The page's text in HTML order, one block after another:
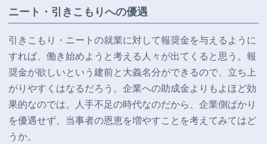
ニート・引きこもりへの優遇
引きこもり・ニートの就業に対して報奨金を与えるように
すれば、働き始めようと考える人々が出てくると思う。報
奨金が欲しいという建前と大義名分ができるので、立ち上
がりやすくはなるだろう。企業への助成金よりもよほど効
果的なのでは。人手不足の時代なのだから、企業側ばかり
を優遇せず、当事者の恩恵を増やすことを考えてみてはど
うか。